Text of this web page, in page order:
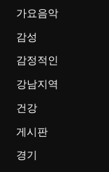
가요음악
감성
감정적인
강남지역
건강
게시판
경기